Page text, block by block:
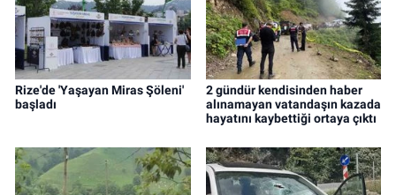
Rize'de 'Yaşayan Miras Şöleni'
başladı
2 gündür kendisinden haber
alınamayan vatandaşın kazada
hayatını kaybettiği ortaya çıktı